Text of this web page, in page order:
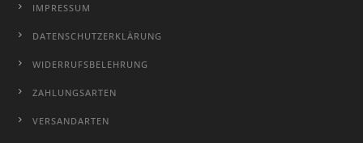
IMPRESSUM
DATENSCHUTZERKLÄRUNG
WIDERRUFSBELEHRUNG
ZAHLUNGSARTEN
VERSANDARTEN